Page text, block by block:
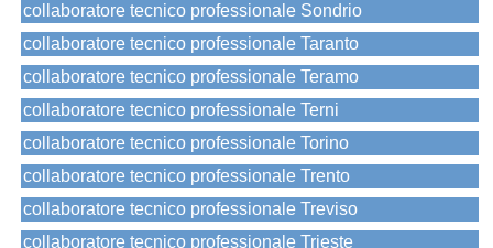
collaboratore tecnico professionale Sondrio
collaboratore tecnico professionale Taranto
collaboratore tecnico professionale Teramo
collaboratore tecnico professionale Terni
collaboratore tecnico professionale Torino
collaboratore tecnico professionale Trento
collaboratore tecnico professionale Treviso
collaboratore tecnico professionale Trieste